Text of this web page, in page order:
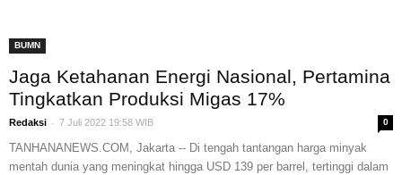
BUMN
Jaga Ketahanan Energi Nasional, Pertamina
Tingkatkan Produksi Migas 17%
Redaksi - 7 Juli 2022 19:58 WIB 0
TANHANANEWS.COM, Jakarta -- Di tengah tantangan harga minyak
mentah dunia yang meningkat hingga USD 139 per barrel, tertinggi dalam